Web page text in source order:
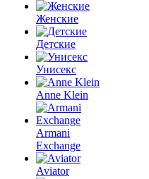
Женские
Детские
Унисекс
Anne Klein
Armani
Exchange
Aviator